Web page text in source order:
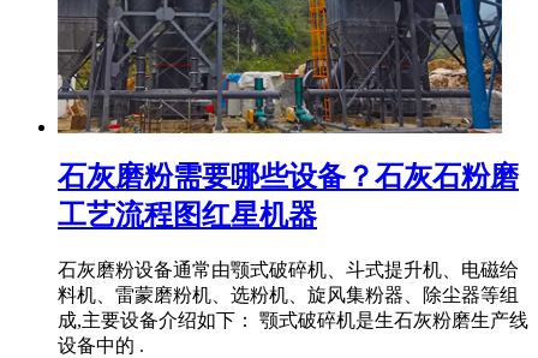
石灰磨粉需要哪些设备？石灰石粉磨
工艺流程图红星机器
石灰磨粉设备通常由颚式破碎机、斗式提升机、电磁给
料机、雷蒙磨粉机、选粉机、旋风集粉器、除尘器等组
成,主要设备介绍如下： 颚式破碎机是生石灰粉磨生产线
设备中的 .